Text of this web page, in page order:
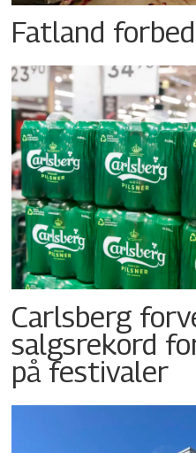
Fatland
Carlsberg
salgsrekord
på festivaler